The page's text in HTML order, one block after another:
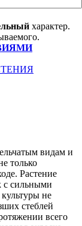
характер.
видам и
только
Растение
с сильными
не
стеблей
всего